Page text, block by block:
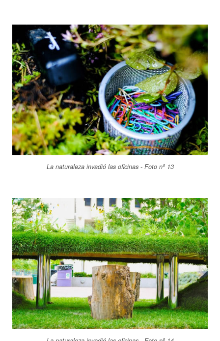
La naturaleza invadió las oficinas - Foto nº 13